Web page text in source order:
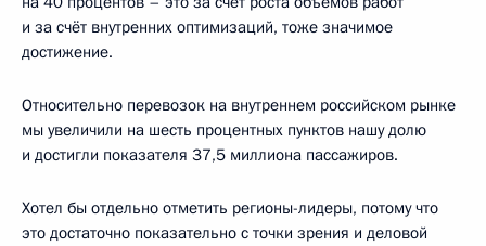
и за счёт внутренних оптимизаций, тоже значимое
достижение.
Относительно перевозок на внутреннем российском рынке
мы увеличили на шесть процентных пунктов нашу долю
и достигли показателя 37,5 миллиона пассажиров.
Хотел бы отдельно отметить регионы-лидеры, потому что
это достаточно показательно с точки зрения и деловой